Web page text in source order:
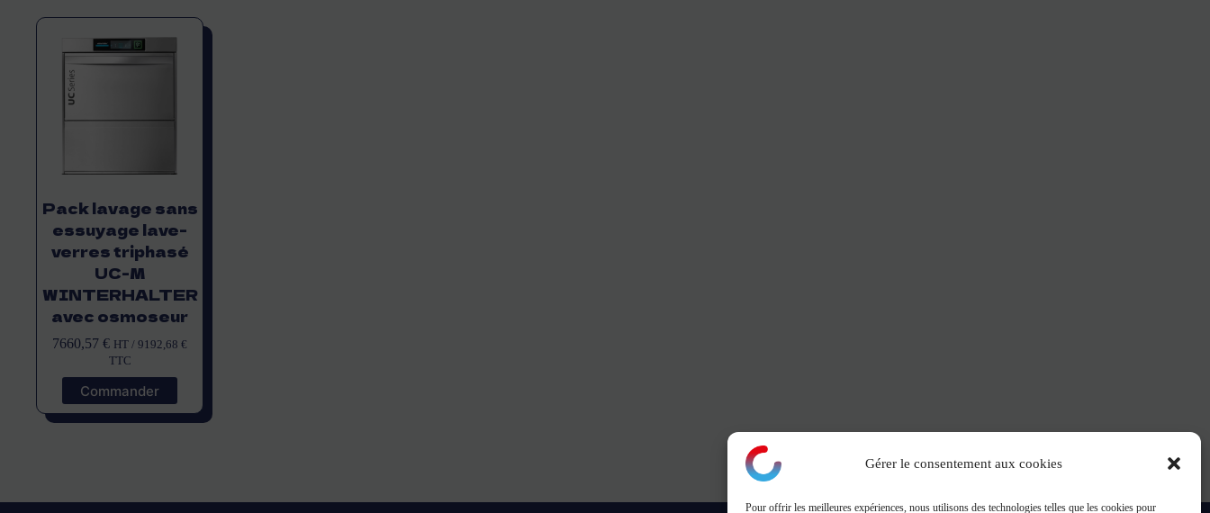
Gérer le consentement aux cookies
Pour offrir les meilleures expériences, nous utilisons des technologies telles que les cookies pour
Pack lavage sans
essuyage lave-
verres triphasé
UC-M
WINTERHALTER
avec osmoseur
7660,57€ HT /9192,68€
TTC
Commander